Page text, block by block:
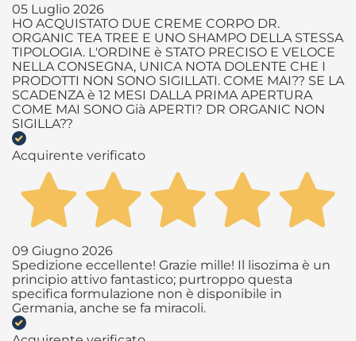
05 Luglio 2026
HO ACQUISTATO DUE CREME CORPO DR.
ORGANIC TEA TREE E UNO SHAMPO DELLA STESSA
TIPOLOGIA. L'ORDINE è STATO PRECISO E VELOCE
NELLA CONSEGNA, UNICA NOTA DOLENTE CHE I
PRODOTTI NON SONO SIGILLATI. COME MAI?? SE LA
SCADENZA è 12 MESI DALLA PRIMA APERTURA
COME MAI SONO Già APERTI? DR ORGANIC NON
SIGILLA??
Acquirente verificato
09 Giugno 2026
Spedizione eccellente! Grazie mille! Il lisozima è un
principio attivo fantastico; purtroppo questa
specifica formulazione non è disponibile in
Germania, anche se fa miracoli.